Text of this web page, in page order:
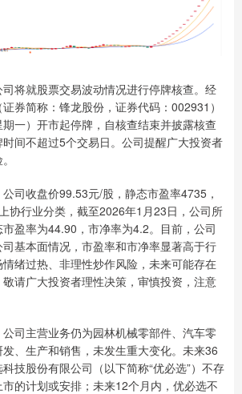
将就股票交易波动情况进行停牌核查。经
券简称：锋龙股份，证券代码：002931）
一）开市起停牌，自核查结束并披露核查
间不超过5个交易日。公司提醒广大投资者
司收盘价99.53元/股，静态市盈率4735，
协行业分类，截至2026年1月23日，公司所
盈率为44.90，市净率为4.2。目前，公司
基本面情况，市盈率和市净率显著高于行
绪过热、非理性炒作风险，未来可能存在
请广大投资者理性决策，审慎投资，注意
司主营业务仍为园林机械零部件、汽车零
、生产和销售，未发生重大变化。未来36
技股份有限公司（以下简称“优必选”）不存
的计划或安排；未来12个月内，优必选不